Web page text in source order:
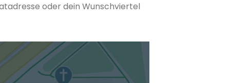
oder dein Wunschviertel
Standort hinzufügen